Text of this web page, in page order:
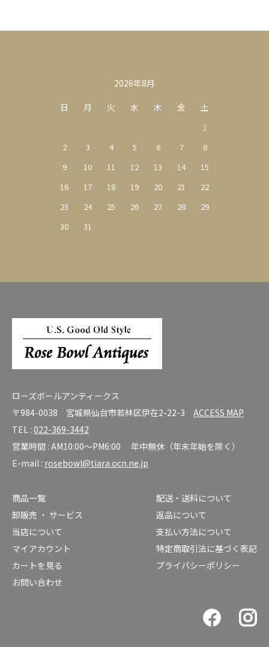
2026年8月
日
月 火 水 木 金 土
1
2
3 4 5 6 7
8
9
10 11 12 13 14
15
16
17 18 19 20 21
22
23
24 25 26 27 28
29
30
31
ローズボールアンティークス
〒984-0038 宮城県仙台市若林区伊在2-22-3 ACCESS MAP
TEL : 022-369-3442
営業時間 : AM10:00～PM6:00 年中無休（年末年始を除く）
E-mail : rosebowl@tiara.ocn.ne.jp
商品一覧
卸販売 ・ サービス
当店について
マイアカウント
カートを見る
お問い合わせ
配送・送料について
返品について
支払い方法について
特定商取引法に基づく表記
プライバシーポリシー